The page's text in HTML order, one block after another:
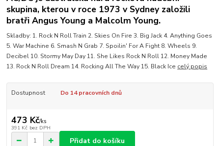
skupina, kterou v roce 1973 v Sydney založili
bratři Angus Young a Malcolm Young.
Skladby: 1. Rock N Roll Train 2. Skies On Fire 3. Big Jack 4. Anything Goes
5. War Machine 6. Smash N Grab 7. Spoilin' For A Fight 8. Wheels 9.
Decibel 10. Stormy May Day 11. She Likes Rock N Roll 12. Money Made
13. Rock N Roll Dream 14. Rocking All The Way 15. Black Ice celý popis
Dostupnost Do 14 pracovních dnů
473 Kč/ks
391 Kč bez DPH
Přidat do košíku